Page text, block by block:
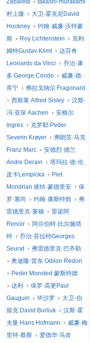
Zabaleta
takashi-murakami
村上隆
大卫·霍克尼David
Hockney
约翰·威廉·沃特豪
斯
Roy Lichtenstein
克利
姆特Gustav Klimt
达芬奇
Leonardo da Vinci
乔治·康
多 George Condo
威廉·德·
库宁
弗拉戈纳尔 Fragonard
西斯莱 Alfred Sisley
汉斯·
冯·亚琛 Aachen
安格尔
Ingres
克罗耶 Peder
Severin Krøyer
弗朗茨·马克
Franz Marc
安德烈·德兰
Andre Derain
塔玛拉·德·伦
皮卡Lempicka
Piet
Mondrian 彼特·蒙德里安
保
罗·塞尚
约翰·康斯特勃
弗
雷德里克·莱顿
雷诺阿
Renoir
阿尔伯特·比尔施塔
特
乔治·苏拉特Georges
Seurat
弗雷德里克·巴齐勒
奥迪隆·雷东 Odilon Redon
Peder Monsted 蒙斯特德
达利
保罗·高更Paul
Gauguin
毕沙罗
大卫·伯
留克 David Burliuk
汉斯·霍
夫曼 Hans Hofmann
威廉·梅
里特·蔡斯
爱德华·马奈